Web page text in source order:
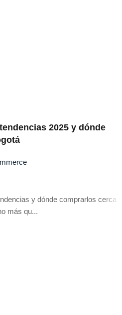
2025 y dónde
y dónde comprarlos cerca
más qu...